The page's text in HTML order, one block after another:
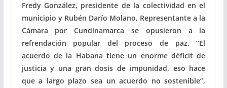
Fredy González, presidente de la colectividad en el
municipio y Rubén Darío Molano, Representante a la
Cámara por Cundinamarca se opusieron a la
refrendación popular del proceso de paz. “El
acuerdo de la Habana tiene un enorme déficit de
justicia y una gran dosis de impunidad, eso hace
que a largo plazo sea un acuerdo no sostenible”,